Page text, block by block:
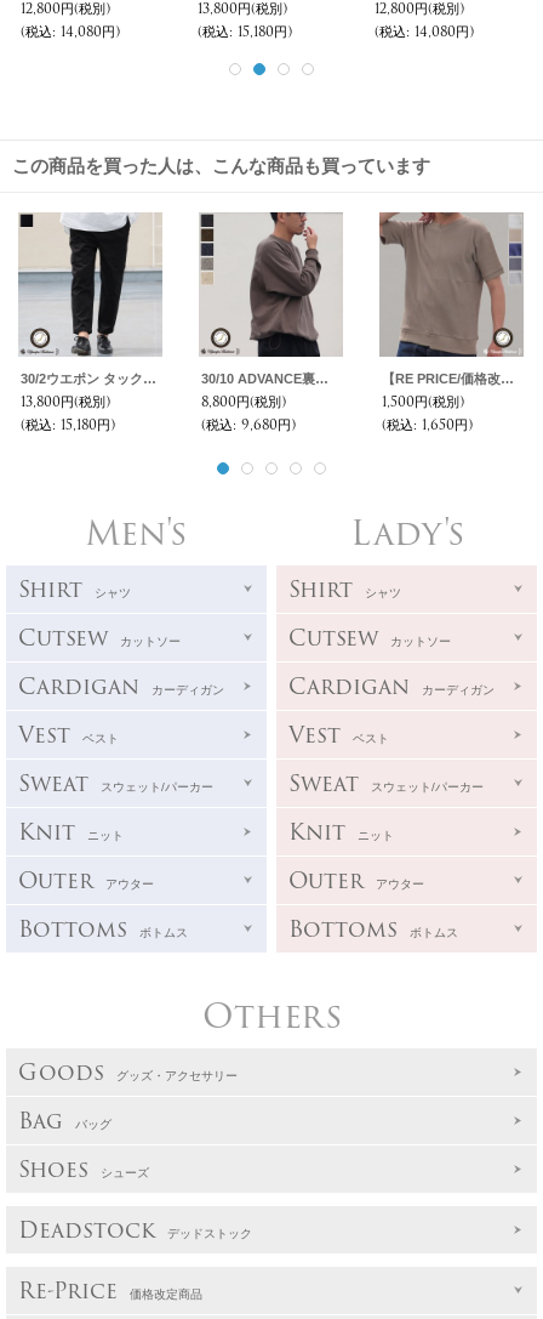
12,800円(税別)
(税込: 14,080円)
13,800円(税別)
(税込: 15,180円)
12,800円(税別)
(税込: 14,080円)
この商品を買った人は、こんな商品も買っています
30/2ウエポン タックワイド グルカ アンクルパンツ【MADE IN JAPAN】『日本製』【送料無料】 / Upscape Audience
13,800円(税別)
(税込: 15,180円)
30/10 ADVANCE裏毛 スーパービッグスウェット【MADE IN JAPAN】『日本製』 / Upscape Audience
8,800円(税別)
(税込: 9,680円)
【RE PRICE/価格改定】度詰ワッフル アシンメトリークルーネック半袖スウェット【MADE IN JAPAN】『日本製』/ Upscape Audience
1,500円(税別)
(税込: 1,650円)
Men's
Shirt シャツ
Cutsew カットソー
Cardigan カーディガン
Vest ベスト
Sweat スウェット/パーカー
Knit ニット
Outer アウター
Bottoms ボトムス
Lady's
Shirt シャツ
Cutsew カットソー
Cardigan カーディガン
Vest ベスト
Sweat スウェット/パーカー
Knit ニット
Outer アウター
Bottoms ボトムス
Others
Goods グッズ・アクセサリー
Bag バッグ
Shoes シューズ
Deadstock デッドストック
Re-Price 価格改定商品